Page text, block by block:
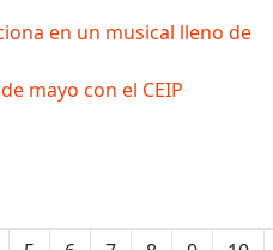
en un musical lleno de
mayo con el CEIP